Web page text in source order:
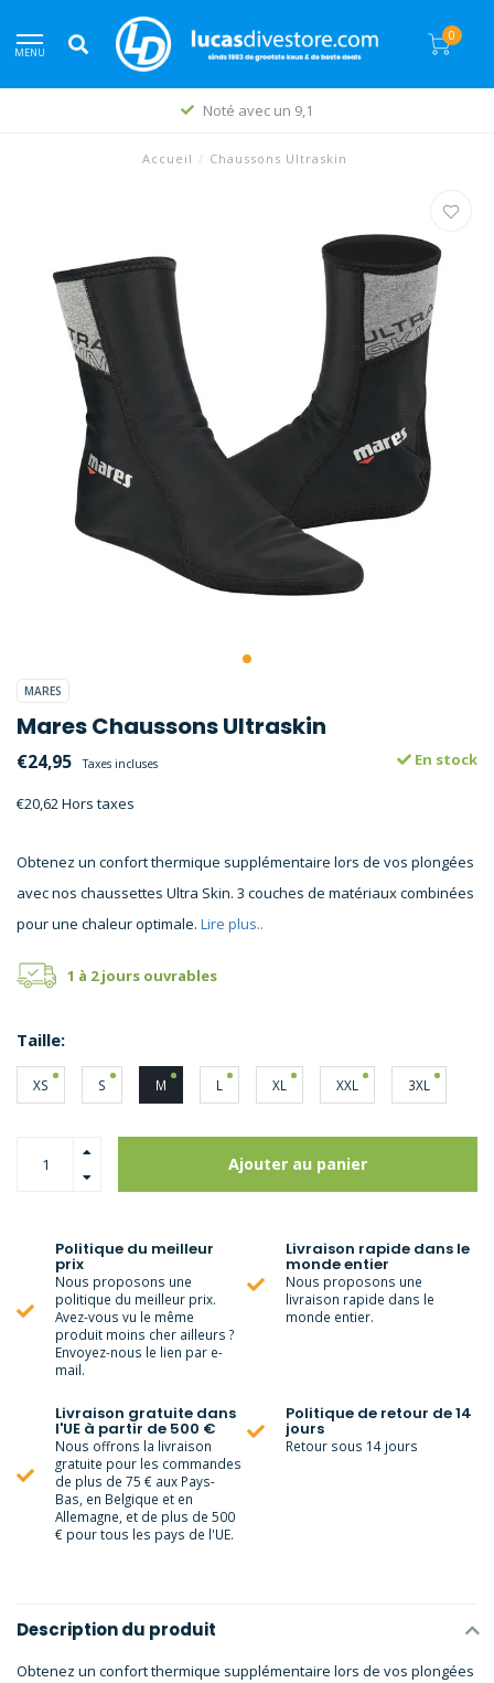
MENU
0
Noté avec un 9,1
Accueil / Chaussons Ultraskin
MARES
Mares Chaussons Ultraskin
€24,95 Taxes incluses
€20,62 Hors taxes
En stock
Obtenez un confort thermique supplémentaire lors de vos plongées
avec nos chaussettes Ultra Skin. 3 couches de matériaux combinées
pour une chaleur optimale. Lire plus..
1 à 2 jours ouvrables
Taille:
XS S M L XL XXL 3XL
Ajouter au panier
Politique du meilleur
prix
Nous proposons une
politique du meilleur prix.
Avez-vous vu le même
produit moins cher ailleurs ?
Envoyez-nous le lien par e-
mail.
Livraison rapide dans le
monde entier
Nous proposons une
livraison rapide dans le
monde entier.
Livraison gratuite dans
l'UE à partir de 500 €
Nous offrons la livraison
gratuite pour les commandes
de plus de 75 € aux Pays-
Bas, en Belgique et en
Allemagne, et de plus de 500
€ pour tous les pays de l'UE.
Politique de retour de 14
jours
Retour sous 14 jours
Description du produit
Obtenez un confort thermique supplémentaire lors de vos plongées